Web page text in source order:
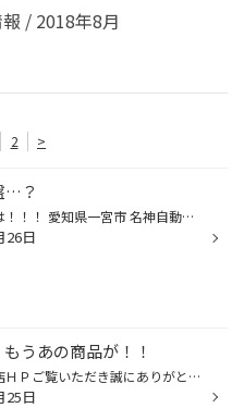
/ 2018年8月
2 >
…？
こんにちは！！！ 愛知県一宮市 名神自動車道の一宮インターと 東海北陸道の一宮木曽川インターの間くらいにある タイヤ館一宮バイパス店 浅田です(*^^)v 台風も過ぎ去り、青空が広がっておりますが この猛暑はなかなか過ぎ去らないですね(+_+) 夏休み中ということもあり、お子様がいらっしゃる方は...
26日
うあの商品が！！
いつも当店ＨＰご覧いただき誠にありがとうございます。 タイヤ館一宮バイパス店です。 タイトルの商品・・・・ こちら 少しづつではありますが入荷してきております！ もちろん購入もできますよ！！ ご予約も受付中です。 予算立て・見積 ＯＫです！ お気軽にご来店お待ちしています。
25日